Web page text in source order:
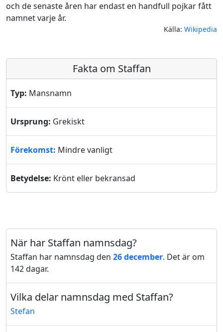
och de senaste åren har endast en handfull pojkar fått
namnet varje år.
Källa: Wikipedia
Fakta om Staffan
Typ: Mansnamn
Ursprung: Grekiskt
Förekomst: Mindre vanligt
Betydelse: Krönt eller bekransad
När har Staffan namnsdag?
Staffan har namnsdag den 26 december. Det är om
142 dagar.
Vilka delar namnsdag med Staffan?
Stefan